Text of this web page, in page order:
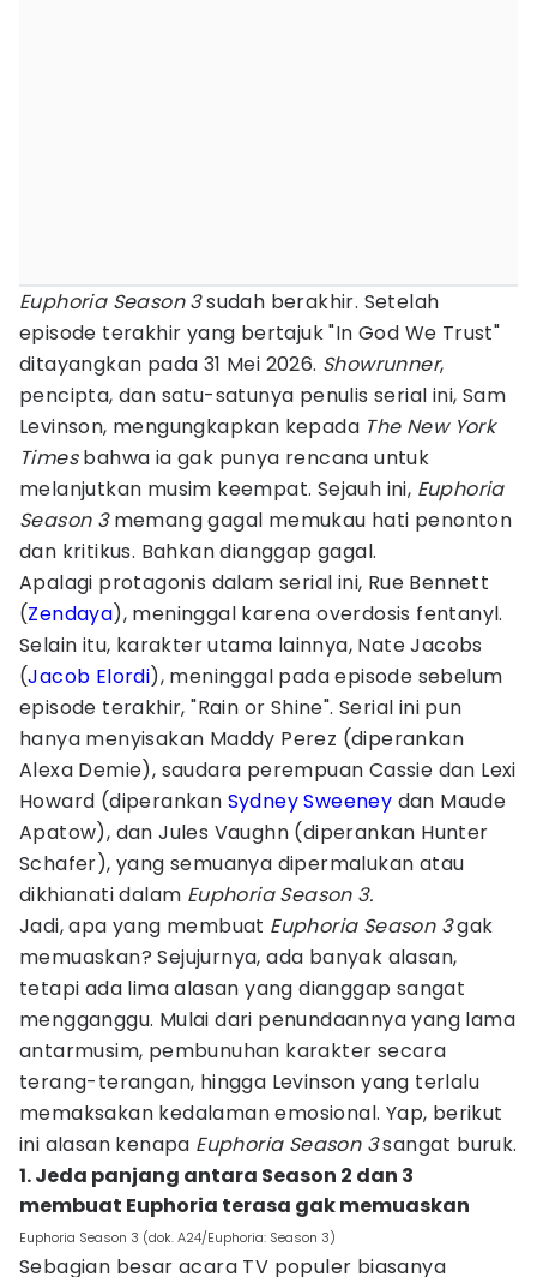
Euphoria Season 3sudah berakhir. Setelah
episode terakhir yang bertajuk "In God We Trust"
ditayangkan pada 31 Mei 2026. Showrunner,
pencipta, dan satu-satunya penulis serial ini, Sam
Levinson, mengungkapkan kepada The New York
Timesbahwa ia gak punya rencana untuk
melanjutkan musim keempat. Sejauh ini, Euphoria
Season 3memang gagal memukau hati penonton
dan kritikus. Bahkan dianggap gagal.
Apalagi protagonis dalam serial ini, Rue Bennett
(Zendaya), meninggal karena overdosis fentanyl.
Selain itu, karakter utama lainnya, Nate Jacobs
(Jacob Elordi), meninggal pada episode sebelum
episode terakhir, "Rain or Shine". Serial ini pun
hanya menyisakan Maddy Perez (diperankan
Alexa Demie), saudara perempuan Cassie dan Lexi
Howard (diperankan Sydney Sweeney dan Maude
Apatow), dan Jules Vaughn (diperankan Hunter
Schafer), yang semuanya dipermalukan atau
dikhianati dalam Euphoria Season 3.
Jadi, apa yang membuat Euphoria Season 3gak
memuaskan? Sejujurnya, ada banyak alasan,
tetapi ada lima alasan yang dianggap sangat
mengganggu. Mulai dari penundaannya yang lama
antarmusim, pembunuhan karakter secara
terang-terangan, hingga Levinson yang terlalu
memaksakan kedalaman emosional. Yap, berikut
ini alasan kenapa Euphoria Season 3sangat buruk.
1. Jeda panjang antara Season 2 dan 3
membuat Euphoria terasa gak memuaskan
Euphoria Season 3 (dok. A24/Euphoria: Season 3)
Sebagian besar acara TV populer biasanya